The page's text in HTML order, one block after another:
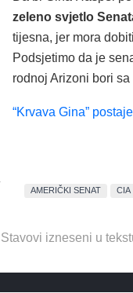
zeleno svjetlo
tijesna, jer mora
Podsjetimo da je
rodnoj Arizoni bori
“Krvava Gina”
AMERIČKI SENAT CIA
Stavovi izneseni u